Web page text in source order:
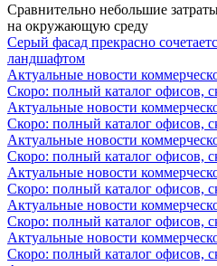
Сравнительно небольшие
на окружающую среду
Серый фасад прекрасно
ландшафтом
Актуальные новости
Скоро: полный каталог офисов,
Актуальные новости
Скоро: полный каталог офисов,
Актуальные новости
Скоро: полный каталог офисов,
Актуальные новости
Скоро: полный каталог офисов,
Актуальные новости
Скоро: полный каталог офисов,
Актуальные новости
Скоро: полный каталог офисов,